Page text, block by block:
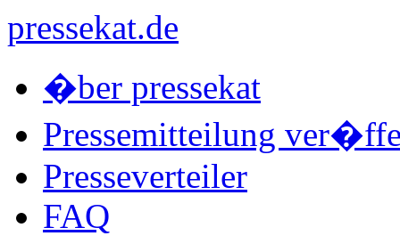
pressekat.de
�ber pressekat
Pressemitteilung
Presseverteiler
FAQ